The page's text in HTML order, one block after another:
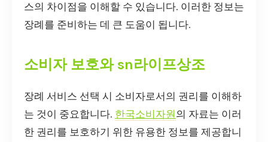
스의 차이점을 이해할 수 있습니다. 이러한 정보는
장례를 준비하는 데 큰 도움이 됩니다.
소비자 보호와 sn라이프상조
장례 서비스 선택 시 소비자로서의 권리를 이해하
는 것이 중요합니다. 한국소비자원 의 자료는 이러
한 권리를 보호하기 위한 유용한 정보를 제공합니